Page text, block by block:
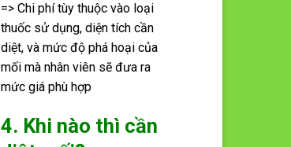
=> Chi phí tùy thuộc vào loại
thuốc sử dụng, diện tích cần
diệt, và mức độ phá hoại của
mối mà nhân viên sẽ đưa ra
mức giá phù hợp
4. Khi nào thì cần